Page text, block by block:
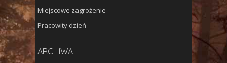
Miejscowe zagrożenie
Pracowity dzień
ARCHIWA
Archiwa